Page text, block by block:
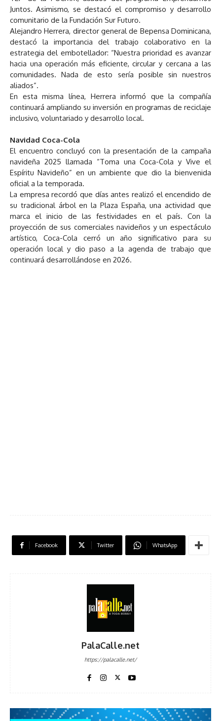
Juntos. Asimismo, se destacó el compromiso y desarrollo
comunitario de la Fundación Sur Futuro.
Alejandro Herrera, director general de Bepensa Dominicana,
destacó la importancia del trabajo colaborativo en la
estrategia del embotellador: “Nuestra prioridad es avanzar
hacia una operación más eficiente, circular y cercana a las
comunidades. Nada de esto sería posible sin nuestros
aliados”.
En esta misma línea, Herrera informó que la compañía
continuará ampliando su inversión en programas de reciclaje
inclusivo, voluntariado y desarrollo local.
Navidad Coca-Cola
El encuentro concluyó con la presentación de la campaña
navideña 2025 llamada “Toma una Coca-Cola y Vive el
Espíritu Navideño” en un ambiente que dio la bienvenida
oficial a la temporada.
La empresa recordó que días antes realizó el encendido de
su tradicional árbol en la Plaza España, una actividad que
marca el inicio de las festividades en el país. Con la
proyección de sus comerciales navideños y un espectáculo
artístico, Coca-Cola cerró un año significativo para su
operación local y dio paso a la agenda de trabajo que
continuará desarrollándose en 2026.
Facebook Twitter WhatsApp
PalaCalle.net
https://palacalle.net/